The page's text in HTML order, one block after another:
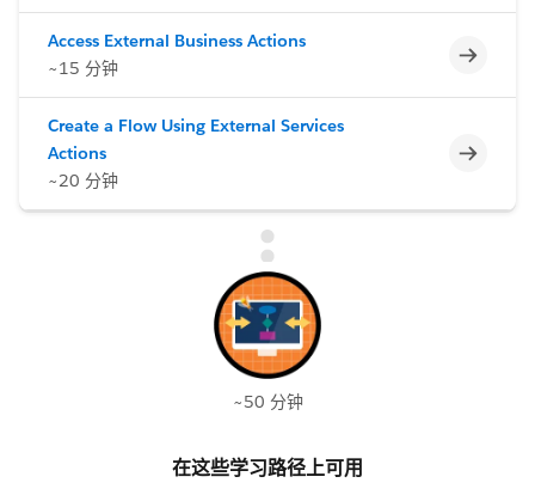
Access External Business Actions
~15 分钟
不完整
Create a Flow Using External Services
Actions
~20 分钟
不完整
~50 分钟
在这些学习路径上可用